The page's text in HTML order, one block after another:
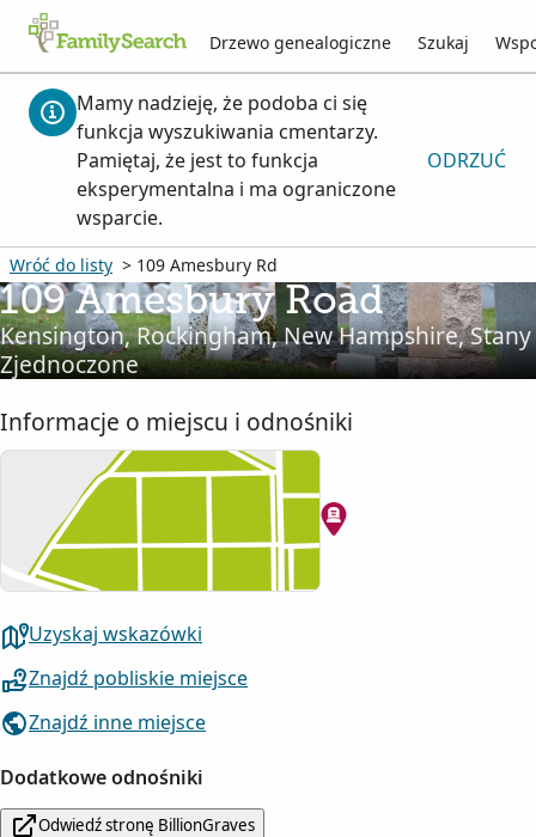
Drzewo genealogiczne Szukaj
Mamy nadzieję, że podoba ci się
funkcja wyszukiwania cmentarzy.
Pamiętaj, że jest to funkcja
eksperymentalna i ma ograniczone
wsparcie.
ODRZUĆ
Wróć do listy > 109 Amesbury Rd
Amesbury Road
Kensington, Rockingham, New Hampshire, Stany
Zjednoczone
Informacje o miejscu i odnośniki
Uzyskaj wskazówki
Znajdź pobliskie miejsce
Znajdź inne miejsce
Dodatkowe odnośniki
Odwiedź stronę BillionGraves